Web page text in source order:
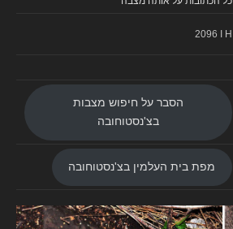
2096 I H
הסבר על חיפוש מצבות
בצ'נסטוחובה
מפת בית העלמין בצ'נסטוחובה